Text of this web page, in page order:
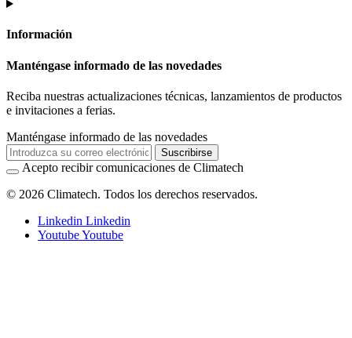
Información
Manténgase informado de las novedades
Reciba nuestras actualizaciones técnicas, lanzamientos de productos
e invitaciones a ferias.
Manténgase informado de las novedades
Suscribirse
Acepto recibir comunicaciones de Climatech
© 2026 Climatech. Todos los derechos reservados.
Linkedin Linkedin
YoutubeYoutube